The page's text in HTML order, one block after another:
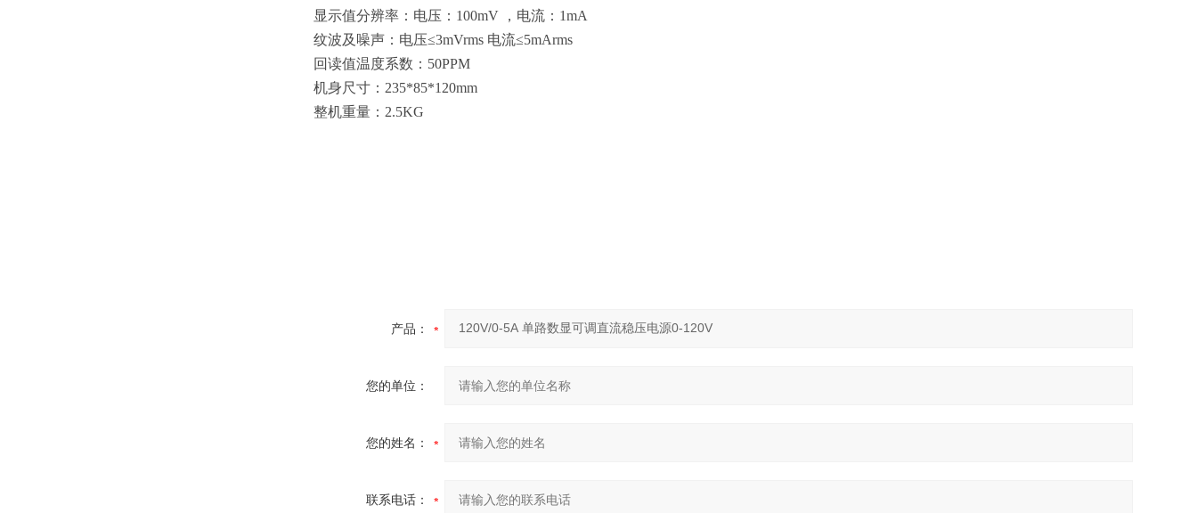
显示值分辨率：电压： 100mV ， 电流： 1mA
纹波及噪声：电压≤3mVrms 电流≤5mArms
回读值温度系数： 50PPM
机身尺寸： 235*85*120mm
整机重量： 2.5KG
产品：
您的单位：
您的姓名：
联系电话：